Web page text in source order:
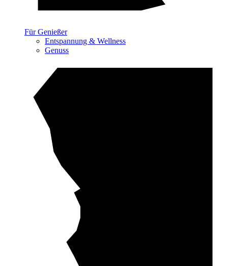
Für Genießer
Entspannung & Wellness
Genuss